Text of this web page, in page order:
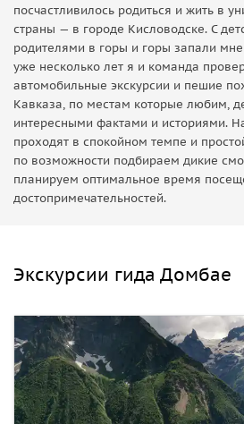
посчастливилось родиться и жить в
страны — в городе Кисловодске. С
родителями в горы и горы запали
уже несколько лет я и команда
автомобильные экскурсии и пешие
Кавказа, по местам которые любим,
интересными фактами и историями.
проходят в спокойном темпе и
по возможности подбираем дикие
планируем оптимальное время
достопримечательностей.
Экскурсии гида Домбае